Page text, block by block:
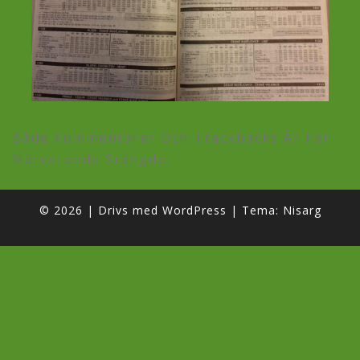
Både Kommentarer Och Trackbacks Är För
Närvarande Stängda.
© 2026 | Drivs med WordPress | Tema: Nisarg